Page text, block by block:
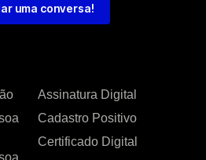
Assinatura Digital
Cadastro Positivo
Certificado Digital
uma conversa!